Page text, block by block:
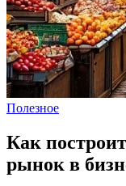
Полезное
Как
рынок в